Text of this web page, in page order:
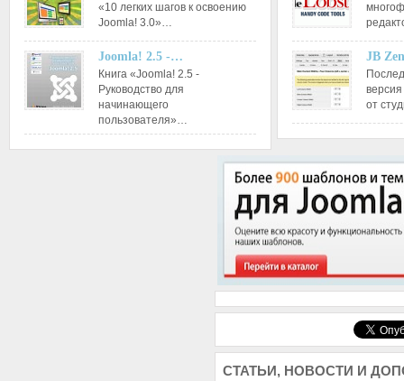
«10 легких шагов к освоению
Joomla! 3.0»…
Joomla! 2.5 -…
Книга «Joomla! 2.5 -
Руководство для
начинающего
пользователя»…
JB
от
СТАТЬИ, НОВОСТИ И